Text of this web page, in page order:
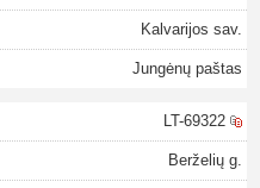
Kalvarijos sav.
Jungėnų paštas
LT-69322
Berželių g.